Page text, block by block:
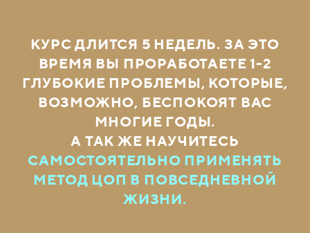
КУРС ДЛИТСЯ 5 НЕДЕЛЬ. ЗА ЭТО
ВРЕМЯ ВЫ ПРОРАБОТАЕТЕ 1-2
ГЛУБОКИЕ ПРОБЛЕМЫ, КОТОРЫЕ,
ВОЗМОЖНО, БЕСПОКОЯТ ВАС
МНОГИЕ ГОДЫ.
А ТАК ЖЕ НАУЧИТЕСЬ
САМОСТОЯТЕЛЬНО ПРИМЕНЯТЬ
МЕТОД ЦОП В ПОВСЕДНЕВНОЙ
ЖИЗНИ.